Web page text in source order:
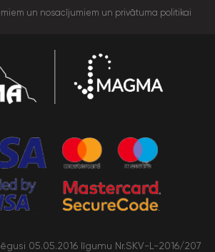
un nosacījumiem un privātuma politikai
05.05.2016 līgumu Nr.SKV-L-2016/207